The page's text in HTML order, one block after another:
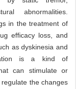
abnormalities.
in the treatment of
efficacy loss, and
as dyskinesia and
is a kind of
can stimulate or
the changes